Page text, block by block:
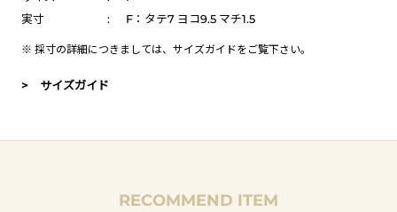
実寸
: F：タテ7 ヨコ9.5 マチ1.5
※ 採寸の詳細につきましては、 サイズガイドをご覧下さい。
> サイズガイド
RECOMMEND ITEM